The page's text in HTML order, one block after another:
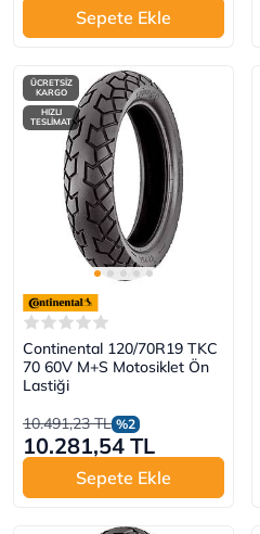
Sepete Ekle
ÜCRETSİZ
KARGO
HIZLI
TESLİMAT
Continental 120/70R19 TKC
70 60V M+S Motosiklet Ön
Lastiği
10.491,23 TL %2
10.281,54 TL
Sepete Ekle